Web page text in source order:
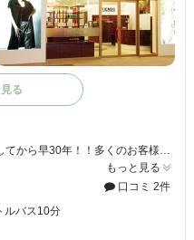
る
もっと見る
口コミ 2件
ルバス10分